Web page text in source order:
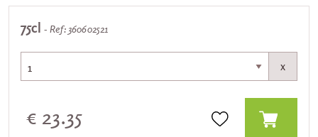
75cl - Ref: 360602521
x
€ 23.35